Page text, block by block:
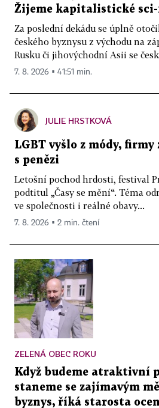
Žijeme kapitalistické
Za poslední dekádu se úplně
českého byznysu z východu na
Rusku či jihovýchodní Asii se
7. 8. 2026 ▪ 41:51 min.
JULIE HRSTKOVÁ
LGBT vyšlo z módy,
s penězi
Letošní pochod hrdosti, festival
podtitul „Časy se mění“. Téma
ve společnosti i reálné obavy...
7. 8. 2026 ▪ 2 min. čtení
ZELENÁ OBEC ROKU
Když budeme atraktivní
staneme se zajímavým
byznys, říká starosta